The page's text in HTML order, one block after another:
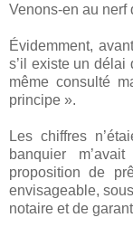
Venons-en au nerf
Évidemment,
s’il existe un délai
même consulté
principe ».
Les chiffres
banquier
proposition de
envisageable,
notaire et de